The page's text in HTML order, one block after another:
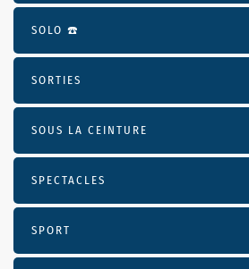
SOLO ☎️
SORTIES
SOUS LA CEINTURE
SPECTACLES
SPORT